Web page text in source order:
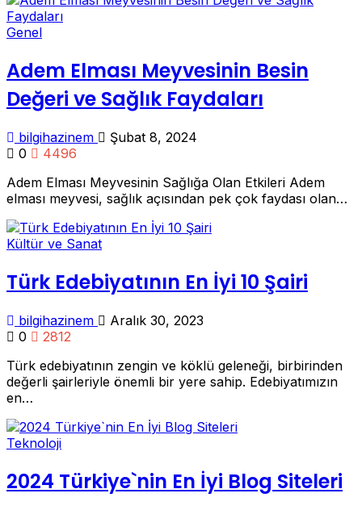
Genel
Adem Elması Meyvesinin Besin
Değeri ve Sağlık Faydaları
bilgihazinem
Şubat 8, 2024
0
4496
Adem Elması Meyvesinin Sağlığa Olan Etkileri Adem
elması meyvesi, sağlık açısından pek çok faydası olan…
Kültür ve Sanat
Türk Edebiyatının En İyi 10 Şairi
bilgihazinem
Aralık 30, 2023
0
2812
Türk edebiyatının zengin ve köklü geleneği, birbirinden
değerli şairleriyle önemli bir yere sahip. Edebiyatımızın
en…
Teknoloji
2024 Türkiye`nin En İyi Blog Siteleri